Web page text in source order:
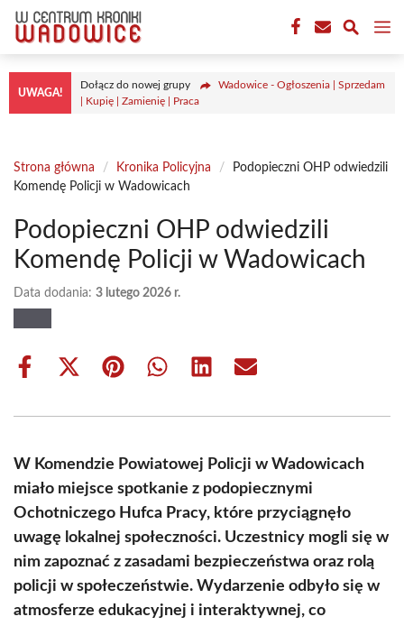
Przejdź
treści
UWAGA!
Dołącz do nowej grupy
Wadowice - Ogłoszenia | Sprzedam
| Kupię | Zamienię | Praca
Strona główna / Kronika Policyjna /
Podopieczni OHP odwiedzili
Komendę Policji w Wadowicach
Podopieczni OHP odwiedzili
Komendę Policji w Wadowicach
Data dodania: 3 lutego 2026 r.
Share
Share
(Twitter)
Share Share Share Share
W Komendzie Powiatowej Policji w Wadowicach
miało miejsce spotkanie z podopiecznymi
Ochotniczego Hufca Pracy, które przyciągnęło
uwagę lokalnej społeczności. Uczestnicy mogli się w
nim zapoznać z zasadami bezpieczeństwa oraz rolą
policji w społeczeństwie. Wydarzenie odbyło się w
atmosferze edukacyjnej i interaktywnej, co